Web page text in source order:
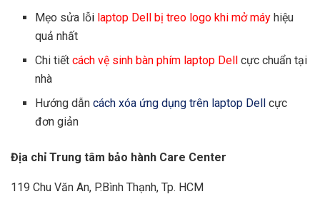
Mẹo sửa lỗi laptop Dell bị treo logo khi mở máy hiệu
quả nhất
Chi tiếtcách vệ sinh bàn phím laptop Dell cực chuẩn tại
nhà
Hướng dẫncách xóa ứng dụng trên laptop Dell cực
đơn giản
Địa chỉ Trung tâm bảo hành Care Center
119 Chu Văn An, P.Bình Thạnh, Tp. HCM